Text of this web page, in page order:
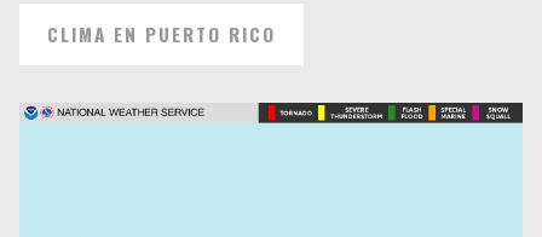
CLIMA EN PUERTO RICO